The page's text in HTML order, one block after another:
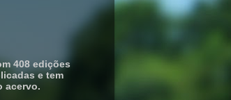
408 edições
e tem
acervo.